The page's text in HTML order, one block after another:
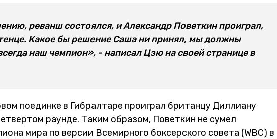
реванш состоялся, и Александр Поветкин проиграл,
Какое бы решение Саша ни принял, мы должны
наш чемпион», - написал Цзю на своей странице в
поединке в Гибралтаре проиграл британцу Диллиану
раунде. Таким образом, Поветкин не сумел
мира по версии Всемирного боксерского совета (WBC) в